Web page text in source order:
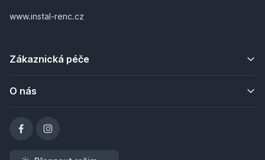
www.instal-renc.cz
Zákaznická péče
O nás